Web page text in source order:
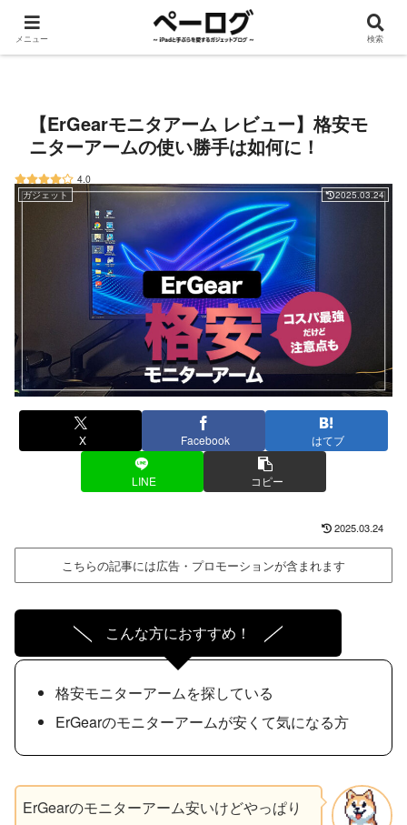
iPad Apple Watch ガジェット
【ErGearモニタアーム レビュー】格安モ
ニターアームの使い勝手は如何に！
4.0
ガジェット 2025.03.24
X Facebook はてブ
LINE コピー
2025.03.24
こちらの記事には広告・プロモーションが含まれます
こんな方におすすめ！
格安モニターアームを探している
ErGearのモニターアームが安くて気になる方
ErGearのモニターアーム安いけどやっぱり
メニュー 検索